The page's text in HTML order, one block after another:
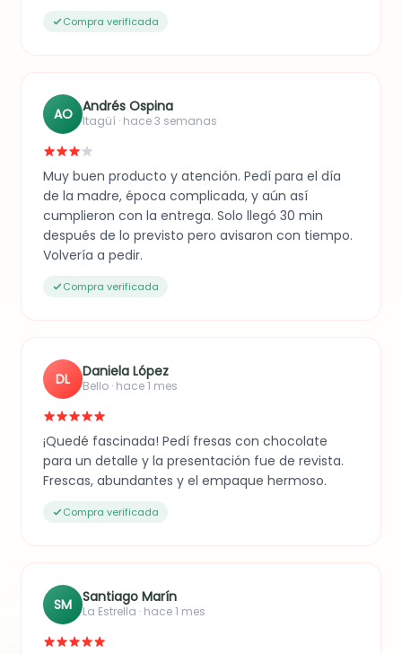
Compra verificada
AO Andrés Ospina
Itagüí · hace 3 semanas
Muy buen producto y atención. Pedí para el día
de la madre, época complicada, y aún así
cumplieron con la entrega. Solo llegó 30 min
después de lo previsto pero avisaron con tiempo.
Volvería a pedir.
Compra verificada
DL Daniela López
Bello · hace 1 mes
¡Quedé fascinada! Pedí fresas con chocolate
para un detalle y la presentación fue de revista.
Frescas, abundantes y el empaque hermoso.
Compra verificada
SM Santiago Marín
La Estrella · hace 1 mes